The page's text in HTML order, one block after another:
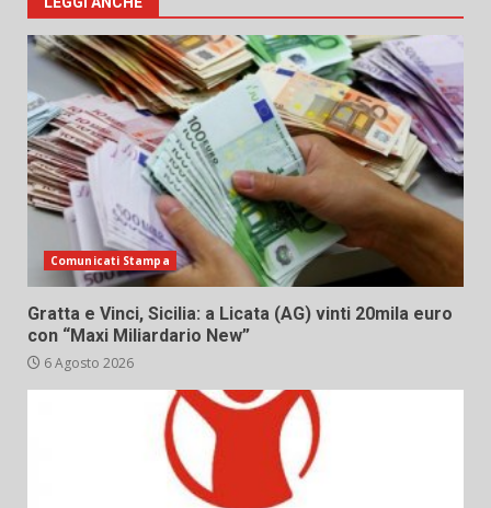
Comunicati Stampa
Gratta e Vinci, Sicilia: a Licata (AG) vinti 20mila euro
con “Maxi Miliardario New”
6 Agosto 2026